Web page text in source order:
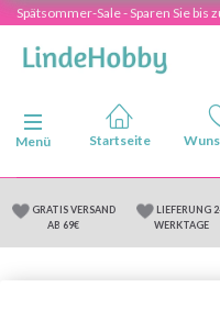
Spätsommer-Sale - Sparen Sie bis
Anzeige ändern
Menü
GRATIS VERSAND
AB 69€
LIEFERUNG
WERKTAGE